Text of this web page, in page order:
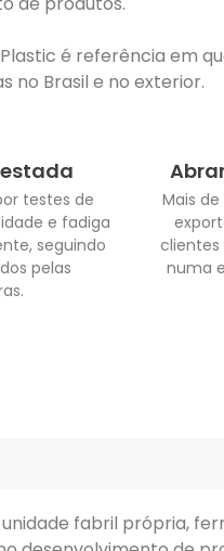
é referência em
no Brasil e no exterior.
testes de
e fadiga
seguindo
pelas
Mais de
clientes
numa
fabril própria,